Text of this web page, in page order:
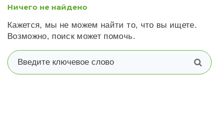
Ничего не найдено
Кажется, мы не можем найти то, что вы ищете.
Возможно, поиск может помочь.